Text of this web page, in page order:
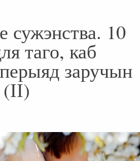
сужэнства. 10
таго, каб
заручын